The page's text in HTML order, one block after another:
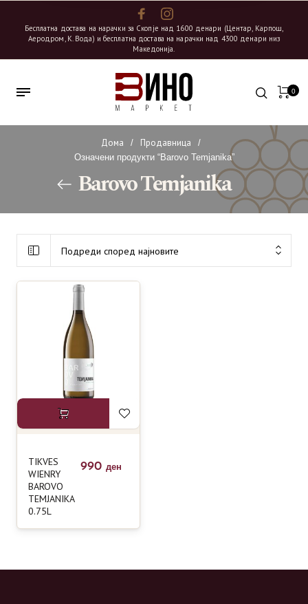
Бесплатна достава на нарачки за Скопје над 1600 денари (Центар, Карпош,
Аеродром, К. Вода) и бесплатна достава на нарачки над 4300 денари низ
Македонија.
0
Дома / Продавница
/
Означени продукти “Barovo Temjanika”
Barovo Temjanika
Подреди според најновите
TIKVES
WIENRY
BAROVO
TEMJANIKA
0.75L
990 ден